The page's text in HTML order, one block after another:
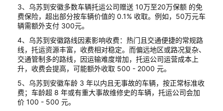
3、乌苏到安徽多数车辆托运公司赠送 10万至20万保额 的免
费保险，超出部分按车辆价值的 0.1% 收取。例如，50万元车
辆需额外支付 300元。
4、乌苏到安徽路线因素影响收费：热门且交通便捷的常规路
线，托运资源丰富，收费相对稳定。而偏远地区或路况复杂、
交通管制多的路线，因运输难度增加，托运公司运营成本上
升，收费会提高，可能额外收取 500 - 2000 元。
5、乌苏到安徽车龄 3 年以内且无事故的车辆，按正常标准收
费；车龄超 8 年或有重大事故维修史的车辆，托运公司会加
价 100 - 500 元。